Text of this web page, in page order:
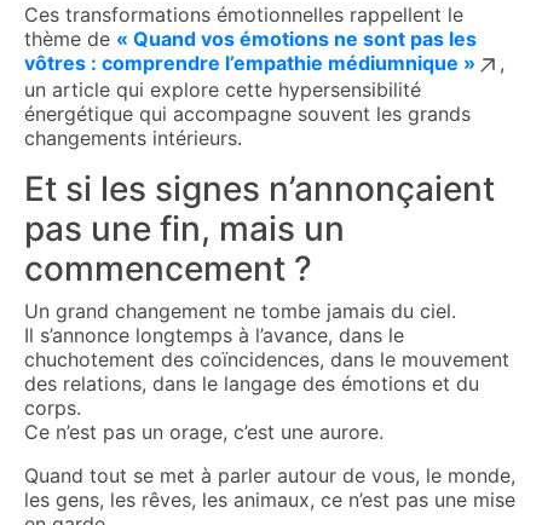
Ces transformations émotionnelles rappellent le
thème de « Quand vos émotions ne sont pas les
vôtres : comprendre l’empathie médiumnique »
,
un article qui explore cette hypersensibilité
énergétique qui accompagne souvent les grands
changements intérieurs.
Et si les signes n’annonçaient
pas une fin, mais un
commencement ?
Un grand changement ne tombe jamais du ciel.
Il s’annonce longtemps à l’avance, dans le
chuchotement des coïncidences, dans le mouvement
des relations, dans le langage des émotions et du
corps.
Ce n’est pas un orage, c’est une aurore.
Quand tout se met à parler autour de vous, le monde,
les gens, les rêves, les animaux, ce n’est pas une mise